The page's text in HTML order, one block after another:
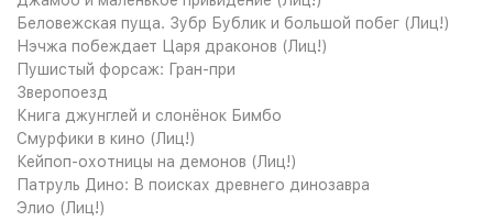
Беловежская пуща. Зубр Бублик и большой побег (Лиц!)
Нэчжа побеждает Царя драконов (Лиц!)
Пушистый форсаж: Гран-при
Зверопоезд
Книга джунглей и слонёнок Бимбо
Смурфики в кино (Лиц!)
Кейпоп-охотницы на демонов (Лиц!)
Патруль Дино: В поисках древнего динозавра
Элио (Лиц!)